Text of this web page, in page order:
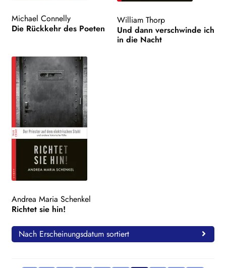
Michael Connelly
Die Rückkehr des Poeten
William Thorp
Und dann verschwinde ich
in die Nacht
Andrea Maria Schenkel
Richtet sie hin!
Nach Erscheinungsdatum sortiert